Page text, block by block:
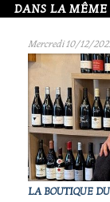
DANS LA MÊME
Mercredi 10/12/
LA BOUTIQUE